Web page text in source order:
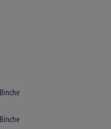
Binche
Binche